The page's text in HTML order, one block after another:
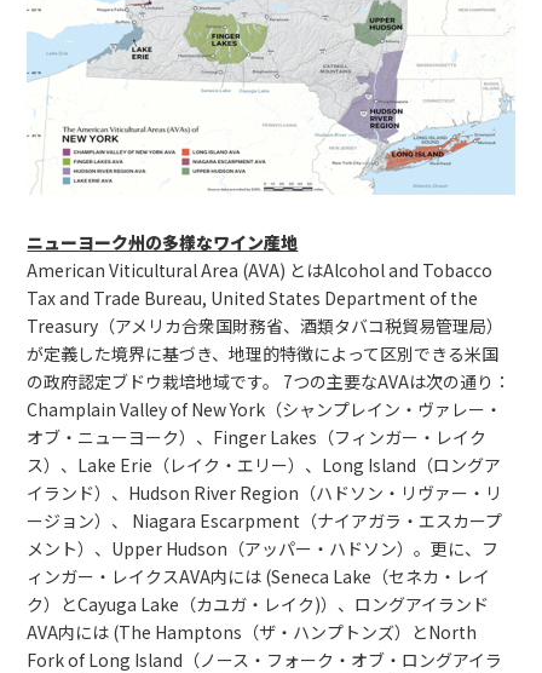
ニューヨーク州の多様なワイン産地
American Viticultural Area (AVA) とはAlcohol and Tobacco
Tax and Trade Bureau, United States Department of the
Treasury（アメリカ合衆国財務省、酒類タバコ税貿易管理局）
が定義した境界に基づき、地理的特徴によって区別できる米国
の政府認定ブドウ栽培地域です。 7つの主要なAVAは次の通り：
Champlain Valley of New York（シャンプレイン・ヴァレー・
オブ・ニューヨーク）、Finger Lakes（フィンガー・レイク
ス）、Lake Erie（レイク・エリー）、Long Island（ロングア
イランド）、Hudson River Region（ハドソン・リヴァー・リ
ージョン）、 Niagara Escarpment（ナイアガラ・エスカープ
メント）、Upper Hudson（アッパー・ハドソン）。更に、フ
ィンガー・レイクスAVA内には (Seneca Lake（セネカ・レイ
ク）とCayuga Lake（カユガ・レイク)）、ロングアイランド
AVA内には (The Hamptons（ザ・ハンプトンズ）とNorth
Fork of Long Island（ノース・フォーク・オブ・ロングアイラ